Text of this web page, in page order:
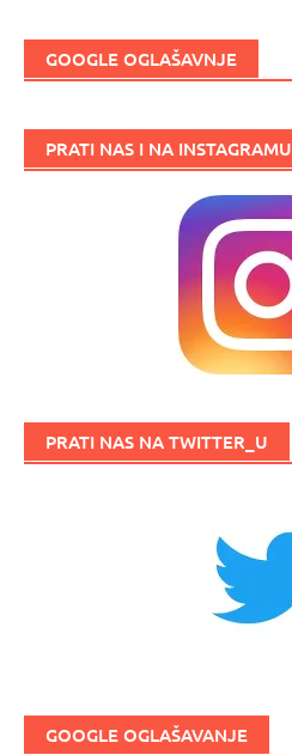
GOOGLE OGLAŠAVNJE
PRATI NAS I NA INSTAGRAMU
PRATI NAS NA TWITTER_U
GOOGLE OGLAŠAVANJE